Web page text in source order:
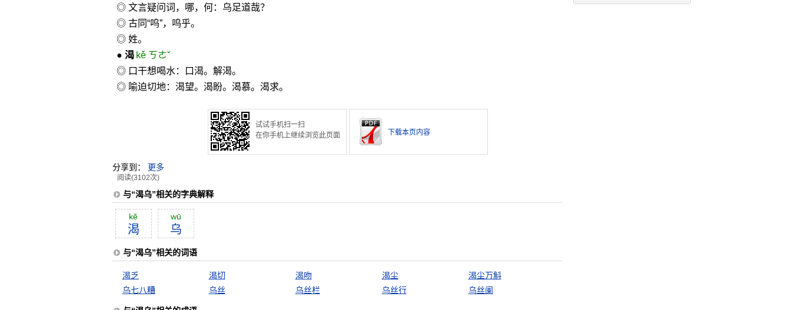
◎ 文言疑问词，哪，何：乌足道哉？
◎ 古同“呜”，呜乎。
◎ 姓。
● 渴 kě ㄎㄜˇ
◎ 口干想喝水：口渴。解渴。
◎ 喻迫切地：渴望。渴盼。渴慕。渴求。
试试手机扫一扫
在你手机上继续浏览此页面
下载本页内容
分享到： 更多
阅读(3102次)
与“渴乌”相关的字典解释
kĕ
渴
wū
乌
与“渴乌”相关的词语
渴乏 渴切 渴吻 渴尘
渴尘万斛
乌七八糟
乌丝 乌丝栏 乌丝行 乌丝阑